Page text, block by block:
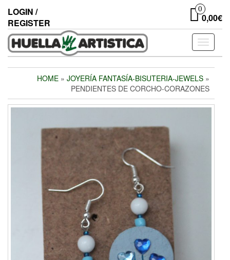
the
content
LOGIN /
REGISTER
0
0,00€
Toggle
HOME » JOYERÍA FANTASÍA-BISUTERIA-JEWELS »
PENDIENTES DE CORCHO-CORAZONES